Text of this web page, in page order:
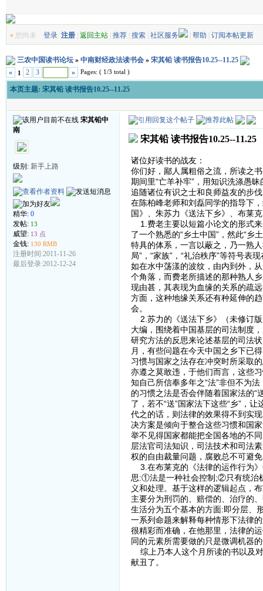
»您尚未 登录 注册| 返回主站| 推荐| 搜索| 社区服务 | 帮助 订阅本帖更新
三农中国读书论坛» 中南财经政法读书会» 宋其铅 读书报告10.25--11.25
«
1 2 3 » Pages: ( 1/3 total )
本页主题: 宋其铅 读书报告10.25--11.25
宋其铅中
南
级别: 新手上路
精华: 0
发帖: 13
威望: 13 点
金钱: 130 RMB
注册时间:2011-11-26
最后登录:2012-12-24
宋其铅 读书报告10.25--11.25
诸位好读书的战友：
你们好，鄙人属粗俗之流，所读之
期间里“亡羊补牢”，用知识洗涤愚
追随诸位有识之士和良师益友的步
在陈柏峰老师和刘磊同学的指导下
国》、朱苏力《送法下乡》、布莱
1.费老主要以短篇小论文的形式
了一个熟悉的“乡土中国”，然此“乡
特具的体系，一言以蔽之，乃一熟
局”，“家族”，“礼治秩序”等符号
如在水中荡漾的波纹，由内到外，
个角落，而费老所描述的那种熟人
现由甚，其表现为血缘的关系的疏
方面，这种地缘关系还有种延伸的
会。
2.苏力的《送法下乡》（未修订
大编，围绕着中国基层的司法制度
研究方法的反思来论述基层的司法
月，有些问题在今天中国之乡下已
习惯与国家之法存在冲突时所采取
亦遵之莫敢违，于他们而言，这些
知自己所信奉多年之“法”非但不为
的习惯之法是否会伴随着国家法的“
了，若不“送”国家法下这些“乡”，
代之的话，则法律的效果得不到实
决方案是倾向于整合这些习惯和国
举不见得国家都能把全国各地的不
层法官司法知识，司法技术和司法
权的自由裁量问题，腐败总不可避
3.在布莱克的《法律的运作行为》
思:①法是一种社会控制;②只有统治
义和处理。基于这样的逻辑起点，
主要分为刑罚的、赔偿的、治疗的
生活分为五个基本的方面:即分层、
一系列命题来解释每种情形下法律
很精彩而准确，在他那里，法律的
同的元素所需要做的只是微调机器
综上乃本人这个月所读的书以及
献丑了。